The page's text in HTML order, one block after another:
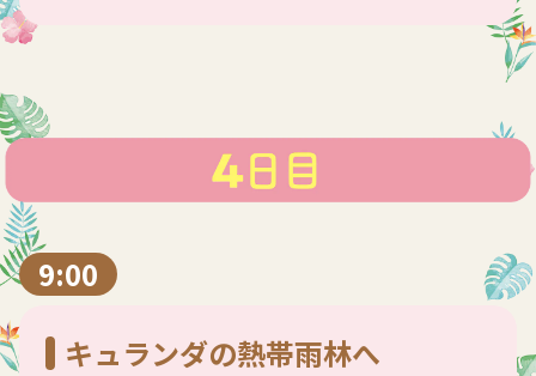
9:00
キュランダの熱帯雨林へ